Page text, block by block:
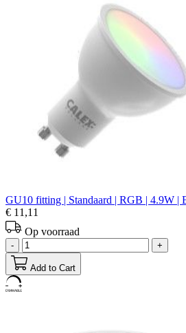
GU10 fitting | Standaard | RGB | 4.9W |
€ 11,11
Op voorraad
- +
Add to Cart